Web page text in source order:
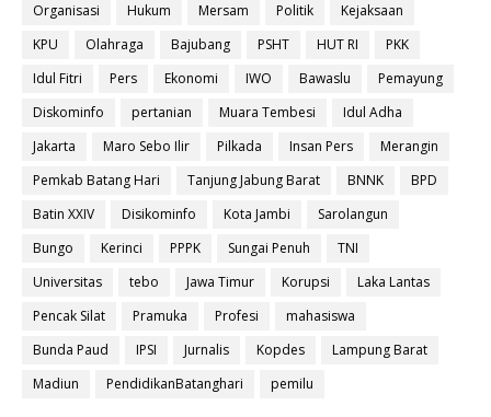
Organisasi
Hukum Mersam Politik
Kejaksaan
KPU
Olahraga Bajubang PSHT HUT RI
PKK
Idul Fitri
Pers Ekonomi IWO Bawaslu
Pemayung
Diskominfo
pertanian Muara Tembesi
Idul Adha
Jakarta
Maro Sebo Ilir Pilkada Insan Pers
Merangin
Pemkab Batang Hari
Tanjung Jabung Barat BNNK
BPD
Batin XXIV
Disikominfo Kota Jambi
Sarolangun
Bungo
Kerinci PPPK Sungai Penuh
TNI
Universitas
tebo Jawa Timur Korupsi
Laka Lantas
Pencak Silat
Pramuka Profesi
mahasiswa
Bunda Paud
IPSI Jurnalis Kopdes
Lampung Barat
Madiun
PendidikanBatanghari pemilu